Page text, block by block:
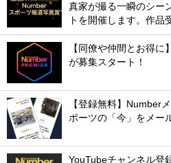
真家が撮る一瞬のシー
トを開催します。作品
【同僚や仲間とお得
が募集スタート！
【登録無料】Number
ポーツの「今」をメー
YouTubeチャンネル登